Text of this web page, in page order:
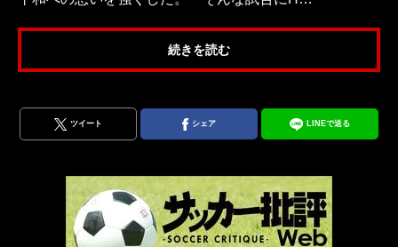
続きを読む
ツイート シェア LINEで送る